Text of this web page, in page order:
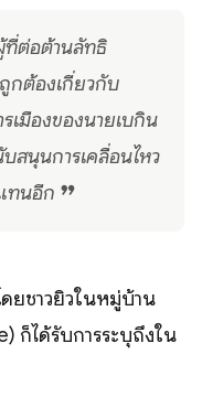
ที่ต่อต้านลัทธิ
กต้องเกี่ยวกับ
เมืองของนายเบกิน
สนุนการเคลื่อนไหว
ทนอีก ❞
ดยชาวยิวในหมู่บ้าน
ก็ได้รับการระบุถึงใน